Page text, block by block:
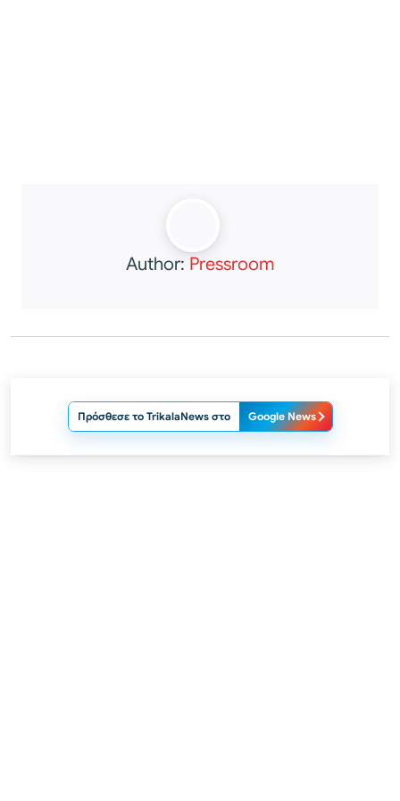
Author: Pressroom
Πρόσθεσε το TrikalaNews στο Google News